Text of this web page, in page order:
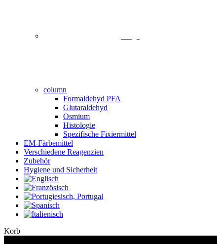
column
Formaldehyd PFA
Glutaraldehyd
Osmium
Histologie
Spezifische Fixiermittel
EM-Färbemittel
Verschiedene Reagenzien
Zubehör
Hygiene und Sicherheit
KorbClose